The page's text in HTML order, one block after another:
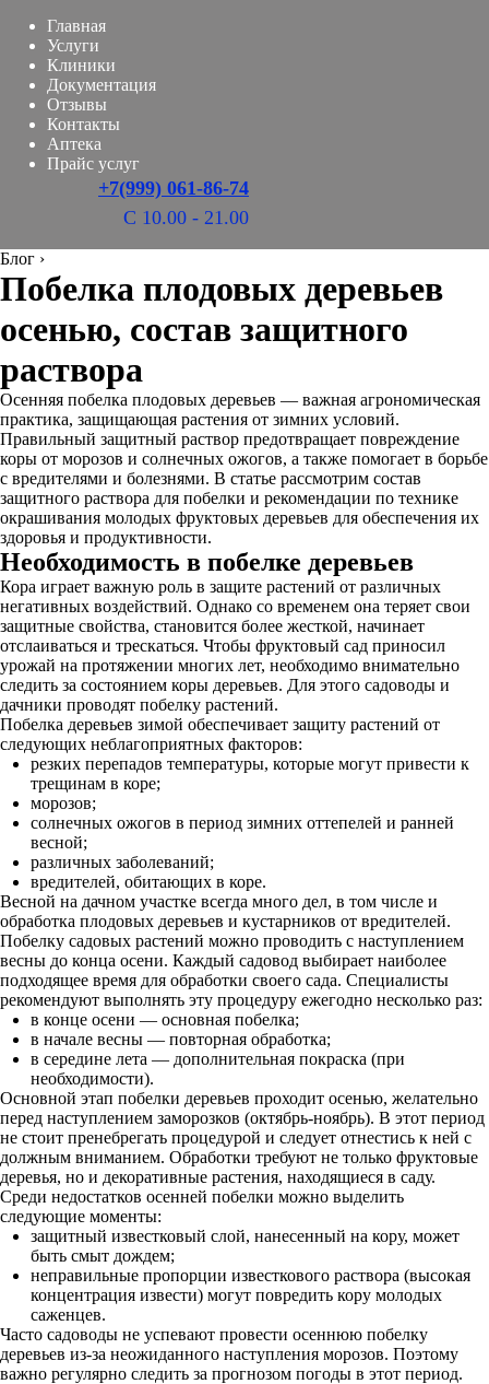
Главная
Услуги
Клиники
Документация
Отзывы
Контакты
Аптека
Прайс услуг
+7(999) 061-86-74
С 10.00 - 21.00
Блог ›
Побелка плодовых деревьев
осенью, состав защитного
раствора
Осенняя побелка плодовых деревьев — важная агрономическая
практика, защищающая растения от зимних условий.
Правильный защитный раствор предотвращает повреждение
коры от морозов и солнечных ожогов, а также помогает в борьбе
с вредителями и болезнями. В статье рассмотрим состав
защитного раствора для побелки и рекомендации по технике
окрашивания молодых фруктовых деревьев для обеспечения их
здоровья и продуктивности.
Необходимость в побелке деревьев
Кора играет важную роль в защите растений от различных
негативных воздействий. Однако со временем она теряет свои
защитные свойства, становится более жесткой, начинает
отслаиваться и трескаться. Чтобы фруктовый сад приносил
урожай на протяжении многих лет, необходимо внимательно
следить за состоянием коры деревьев. Для этого садоводы и
дачники проводят побелку растений.
Побелка деревьев зимой обеспечивает защиту растений от
следующих неблагоприятных факторов:
резких перепадов температуры, которые могут привести к
трещинам в коре;
морозов;
солнечных ожогов в период зимних оттепелей и ранней
весной;
различных заболеваний;
вредителей, обитающих в коре.
Весной на дачном участке всегда много дел, в том числе и
обработка плодовых деревьев и кустарников от вредителей.
Побелку садовых растений можно проводить с наступлением
весны до конца осени. Каждый садовод выбирает наиболее
подходящее время для обработки своего сада. Специалисты
рекомендуют выполнять эту процедуру ежегодно несколько раз:
в конце осени — основная побелка;
в начале весны — повторная обработка;
в середине лета — дополнительная покраска (при
необходимости).
Основной этап побелки деревьев проходит осенью, желательно
перед наступлением заморозков (октябрь-ноябрь). В этот период
не стоит пренебрегать процедурой и следует отнестись к ней с
должным вниманием. Обработки требуют не только фруктовые
деревья, но и декоративные растения, находящиеся в саду.
Среди недостатков осенней побелки можно выделить
следующие моменты:
защитный известковый слой, нанесенный на кору, может
быть смыт дождем;
неправильные пропорции известкового раствора (высокая
концентрация извести) могут повредить кору молодых
саженцев.
Часто садоводы не успевают провести осеннюю побелку
деревьев из-за неожиданного наступления морозов. Поэтому
важно регулярно следить за прогнозом погоды в этот период.